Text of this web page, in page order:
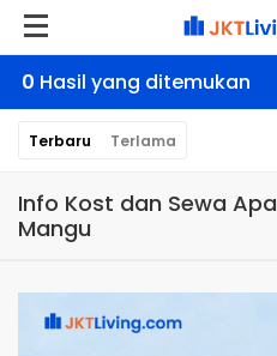
0 Hasil yang ditemukan
Terbaru Terlama
Info Kost dan Sewa
Mangu